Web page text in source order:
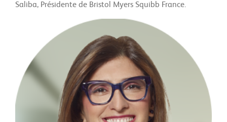
Saliba, Présidente de Bristol Myers Squibb France.